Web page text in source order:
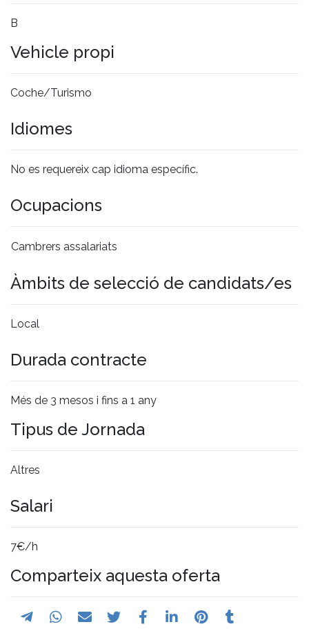
B
Vehicle propi
Coche/Turismo
Idiomes
No es requereix cap idioma específic.
Ocupacions
Cambrers assalariats
Àmbits de selecció de candidats/es
Local
Durada contracte
Més de 3 mesos i fins a 1 any
Tipus de Jornada
Altres
Salari
7€/h
Comparteix aquesta oferta